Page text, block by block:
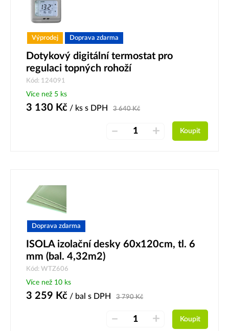
Výprodej Doprava zdarma
Dotykový digitální termostat pro
regulaci topných rohoží
Kód: 124091
Více než 5 ks
3 130 Kč / ks s DPH 3 640Kč
– + Koupit
Doprava zdarma
ISOLA izolační desky 60x120cm, tl. 6
mm (bal. 4,32m2)
Kód: WTZ606
Více než 10 ks
3 259 Kč / bal s DPH 3 790Kč
– + Koupit